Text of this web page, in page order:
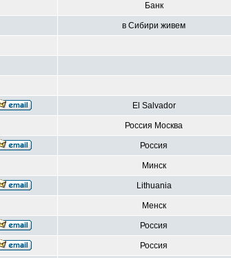
Банк
в Сибири живем
El Salvador
Россия Москва
Россия
Минск
Lithuania
Менск
Россия
Россия